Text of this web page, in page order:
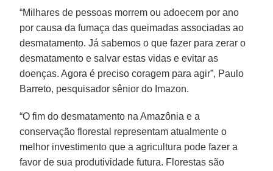
“Milhares de pessoas morrem ou adoecem por ano
por causa da fumaça das queimadas associadas ao
desmatamento. Já sabemos o que fazer para zerar o
desmatamento e salvar estas vidas e evitar as
doenças. Agora é preciso coragem para agir”, Paulo
Barreto, pesquisador sênior do Imazon.
“O fim do desmatamento na Amazônia e a
conservação florestal representam atualmente o
melhor investimento que a agricultura pode fazer a
favor de sua produtividade futura. Florestas são